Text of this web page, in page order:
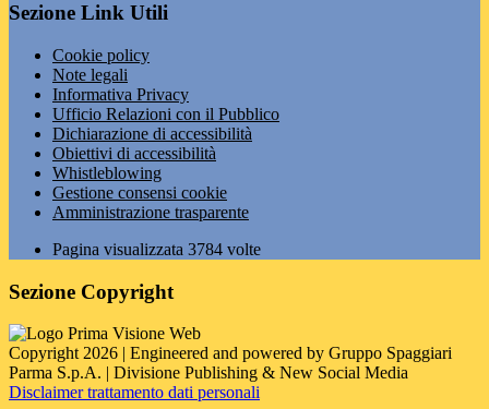
Sezione Link Utili
Cookie policy
Note legali
Informativa Privacy
Ufficio Relazioni con il Pubblico
Dichiarazione di accessibilità
Obiettivi di accessibilità
Whistleblowing
Gestione consensi cookie
Amministrazione trasparente
Pagina visualizzata 3784 volte
Sezione Copyright
Copyright 2026 | Engineered and powered by Gruppo Spaggiari
Parma S.p.A. | Divisione Publishing & New Social Media
Disclaimer trattamento dati personali